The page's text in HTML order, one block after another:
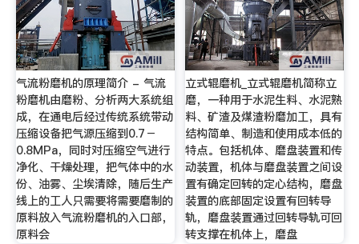
气流粉磨机的原理简介 - 气流
粉磨机由磨粉、分析两大系统组
成，在通电后经过传统系统带动
压缩设备把气源压缩到0.7－
0.8MPa，同时对压缩空气进行
净化、干燥处理，把气体中的水
份、油雾、尘埃清除，随后生产
线上的工人只需要将需要磨制的
原料放入气流粉磨机的入口部，
原料会
立式辊磨机_立式辊磨机简称立
磨，一种用于水泥生料、水泥熟
料、矿渣及煤渣粉磨加工，具有
结构简单、制造和使用成本低的
特点。包括机体、磨盘装置和传
动装置，机体与磨盘装置之间设
置有确定回转的定心结构，磨盘
装置的底部固定设置有回转导
轨，磨盘装置通过回转导轨可回
转支撑在机体上，磨盘